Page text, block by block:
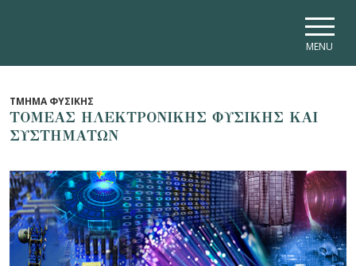
MENU
ΤΜΗΜΑ ΦΥΣΙΚΗΣ
ΤΟΜΕΑΣ ΗΛΕΚΤΡΟΝΙΚΗΣ ΦΥΣΙΚΗΣ ΚΑΙ
ΣΥΣΤΗΜΑΤΩΝ